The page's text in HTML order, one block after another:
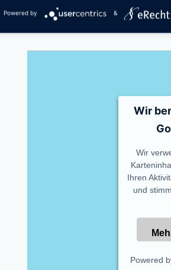
Wir
Wir
Ihren
und
Powered
Powered by &